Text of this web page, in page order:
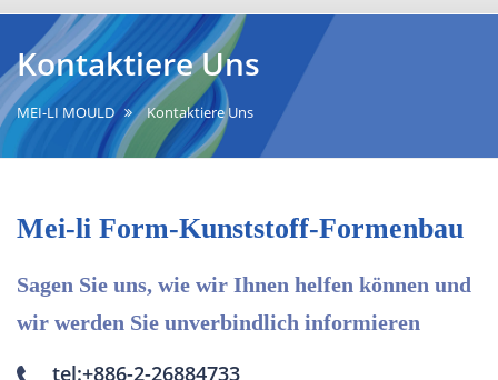
Mei-
Form-
Kunststoff-
Formenbau
kontaktiere
uns
Kontaktiere Uns
MEI-LI MOULD Kontaktiere Uns
Mei-li Form-Kunststoff-Formenbau
Sagen Sie uns, wie wir Ihnen helfen können und
wir werden Sie unverbindlich informieren
tel:+886-2-26884733